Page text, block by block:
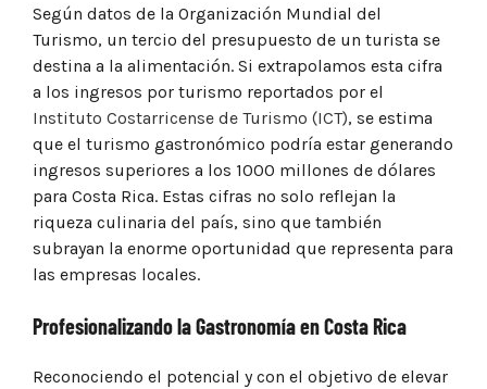
Según datos de la Organización Mundial del
Turismo, un tercio del presupuesto de un turista se
destina a la alimentación. Si extrapolamos esta cifra
a los ingresos por turismo reportados por el
Instituto Costarricense de Turismo (ICT), se estima
que el turismo gastronómico podría estar generando
ingresos superiores a los 1000 millones de dólares
para Costa Rica. Estas cifras no solo reflejan la
riqueza culinaria del país, sino que también
subrayan la enorme oportunidad que representa para
las empresas locales.
Profesionalizando la Gastronomía en Costa Rica
Reconociendo el potencial y con el objetivo de elevar